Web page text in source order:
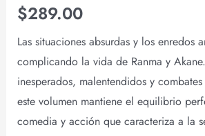
$289.00
Las situaciones absurdas y los enredos
complicando la vida de Ranma y
inesperados, malentendidos y
este volumen mantiene el equilibrio
comedia y acción que caracteriza a la